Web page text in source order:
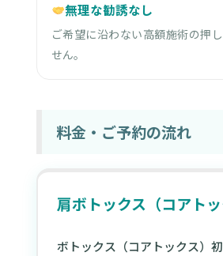
無理な勧誘なし
ご希望に沿わない高額施術の押
せん。
料金・ご予約の流れ
肩ボトックス（コアト
ボトックス（コアトックス）